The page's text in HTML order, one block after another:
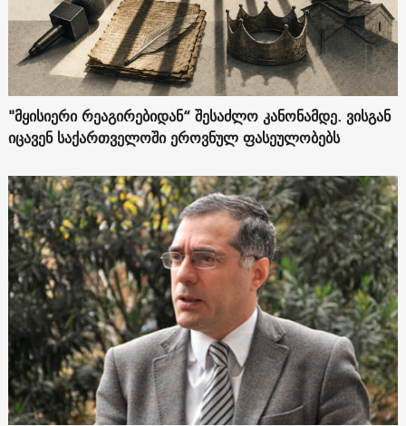
"მყისიერი რეაგირებიდან“ შესაძლო კანონამდე. ვისგან
იცავენ საქართველოში ეროვნულ ფასეულობებს